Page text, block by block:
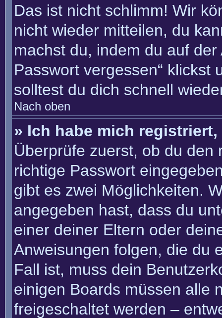
Das ist nicht schlimm! Wir
nicht wieder mitteilen, du
machst du, indem du auf
Passwort vergessen“ klickst
solltest du dich schnell
Nach oben
» Ich habe mich
Überprüfe zuerst, ob du den
richtige Passwort
gibt es zwei Möglichkeiten.
angegeben hast, dass du
einer deiner Eltern oder
Anweisungen folgen, die du
Fall ist, muss dein
einigen Boards müssen alle
freigeschaltet werden –